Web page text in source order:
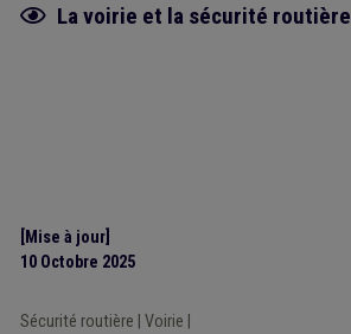
Fiche focus
La voirie et la sécurité routière
[Mise à jour]
10 Octobre 2025
Sécurité routière Voirie